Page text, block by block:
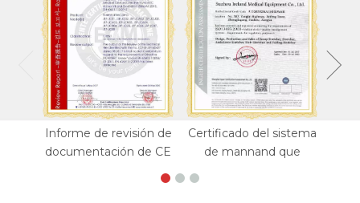
Informe de revisión de
documentación de CE
Certificado del sistema
de mannand que